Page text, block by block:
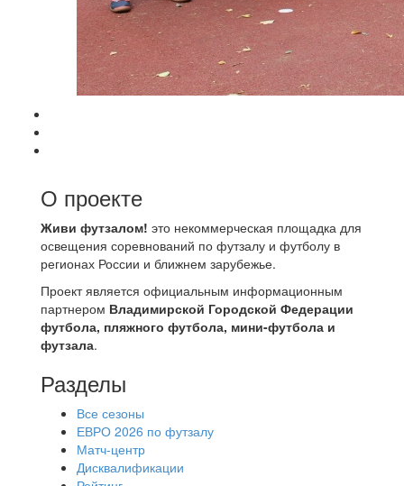
О проекте
Живи футзалом! это некоммерческая площадка для
освещения соревнований по футзалу и футболу в
регионах России и ближнем зарубежье.
Проект является официальным информационным
партнером Владимирской Городской Федерации
футбола, пляжного футбола, мини-футбола и
футзала.
Разделы
Все сезоны
ЕВРО 2026 по футзалу
Матч-центр
Дисквалификации